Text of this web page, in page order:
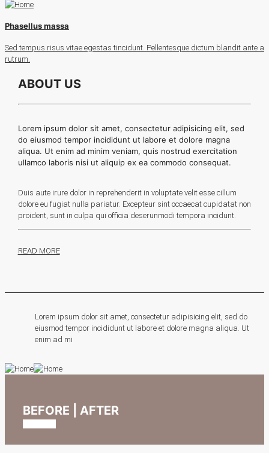
Phasellus massa
Sed tempus risus vitae egestas tincidunt. Pellentesque dictum blandit ante a
rutrum.
ABOUT US
Lorem ipsum dolor sit amet, consectetur adipisicing elit, sed
do eiusmod tempor incididunt ut labore et dolore magna
aliqua. Ut enim ad minim veniam, quis nostrud exercitation
ullamco laboris nisi ut aliquip ex ea commodo consequat.
Duis aute irure dolor in reprehenderit in voluptate velit esse cillum
dolore eu fugiat nulla pariatur. Excepteur sint occaecat cupidatat non
proident, sunt in culpa qui officia deserunmodi tempora incidunt.
READ MORE
Lorem ipsum dolor sit amet, consectetur adipisicing elit, sed do
eiusmod tempor incididunt ut labore et dolore magna aliqua. Ut
enim ad mi
BEFORE | AFTER